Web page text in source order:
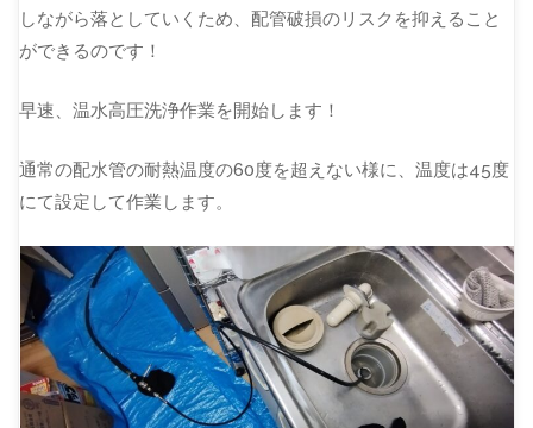
しながら落としていくため、配管破損のリスクを抑えること
ができるのです！
早速、温水高圧洗浄作業を開始します！
通常の配水管の耐熱温度の60度を超えない様に、温度は45度
にて設定して作業します。